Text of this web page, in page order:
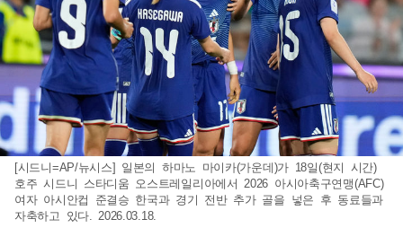
[시드니=AP/뉴시스] 일본의 하마노 마이카(가운데)가 18일(현지 시간)
호주 시드니 스타디움 오스트레일리아에서 2026 아시아축구연맹(AFC)
여자 아시안컵 준결승 한국과 경기 전반 추가 골을 넣은 후 동료들과
자축하고 있다. 2026.03.18.